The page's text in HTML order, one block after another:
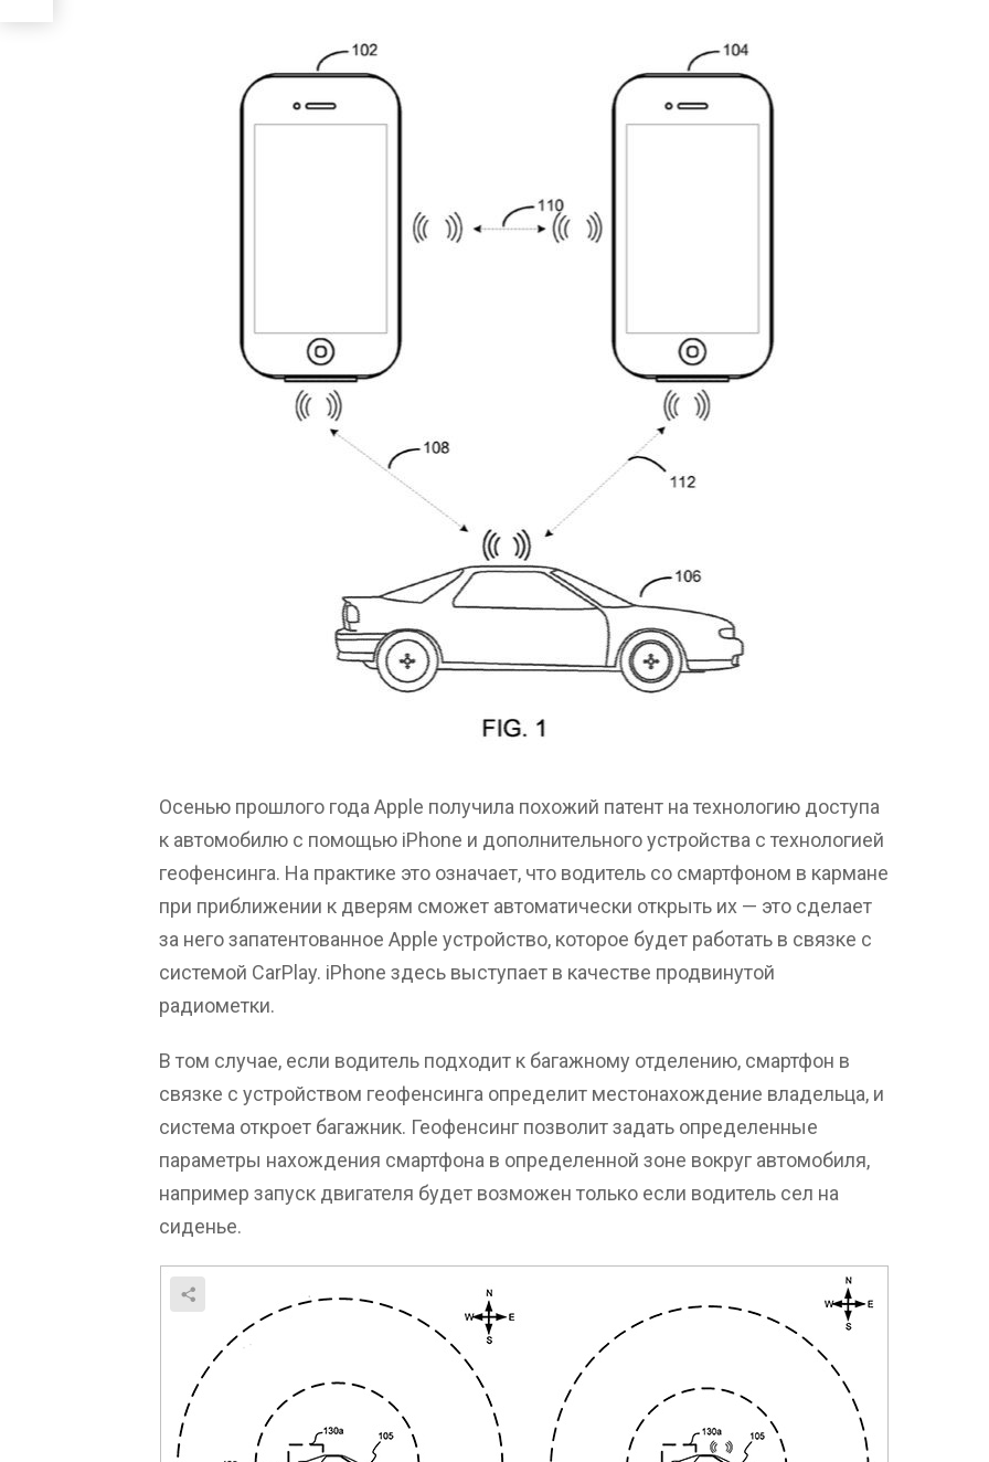
Осенью прошлого года Apple получила похожий патент на технологию доступа
к автомобилю с помощью iPhone и дополнительного устройства с технологией
геофенсинга. На практике это означает, что водитель со смартфоном в кармане
при приближении к дверям сможет автоматически открыть их — это сделает
за него запатентованное Apple устройство, которое будет работать в связке с
системой CarPlay. iPhone здесь выступает в качестве продвинутой
радиометки.
В том случае, если водитель подходит к багажному отделению, смартфон в
связке с устройством геофенсинга определит местонахождение владельца, и
система откроет багажник. Геофенсинг позволит задать определенные
параметры нахождения смартфона в определенной зоне вокруг автомобиля,
например запуск двигателя будет возможен только если водитель сел на
сиденье.